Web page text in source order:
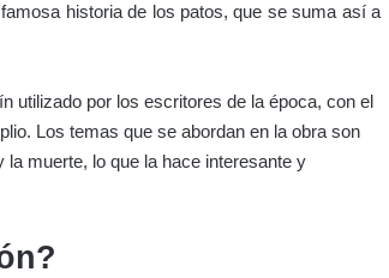
historia de los patos, que se suma así a
utilizado por los escritores de la época, con el
Los temas que se abordan en la obra son
muerte, lo que la hace interesante y